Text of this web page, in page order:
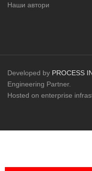
Наши автори
Developed by PROCESS
Engineering Partner.
Hosted on enterprise